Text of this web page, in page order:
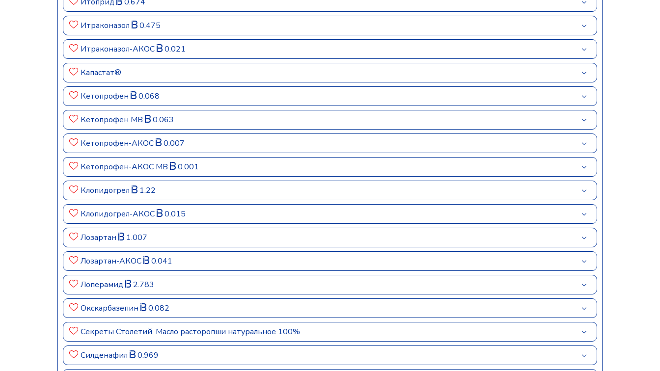
Итраконазол 0.475
Итраконазол-АКОС 0.021
Капастат®
Кетопрофен 0.068
Кетопрофен МВ 0.063
Кетопрофен-АКОС 0.007
Кетопрофен-АКОС МВ 0.001
Клопидогрел 1.22
Клопидогрел-АКОС 0.015
Лозартан 1.007
Лозартан-АКОС 0.041
Лоперамид 2.783
Окскарбазепин 0.082
Секреты Столетий. Масло расторопши натуральное 100%
Силденафил 0.969